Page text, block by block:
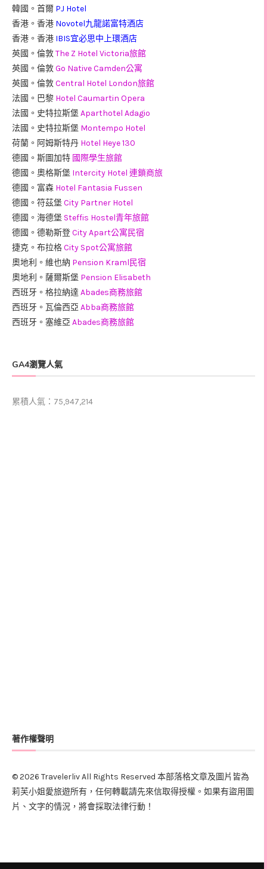
韓國。首爾 PJ Hotel
香港。香港 Novotel九龍諾富特酒店
香港。香港 IBIS宜必思中上環酒店
英國。倫敦The Z Hotel Victoria旅館
英國。倫敦Go Native Camden公寓
英國。倫敦Central Hotel London旅館
法國。巴黎 Hotel Caumartin Opera
法國。史特拉斯堡 Aparthotel Adagio
法國。史特拉斯堡 Montempo Hotel
荷蘭。阿姆斯特丹 Hotel Heye 130
德國。斯圖加特 國際學生旅館
德國。奧格斯堡 Intercity Hotel 連鎖商旅
德國。富森 Hotel Fantasia Fussen
德國。符茲堡 City Partner Hotel
德國。海德堡 Steffis Hostel青年旅館
德國。德勒斯登City Apart公寓民宿
捷克。布拉格City Spot公寓旅館
奧地利。維也納 Pension Kraml民宿
奧地利。薩爾斯堡 Pension Elisabeth
西班牙。格拉納達 Abades商務旅館
西班牙。瓦倫西亞 Abba商務旅館
西班牙。塞維亞 Abades商務旅館
GA4瀏覽人氣
累積人氣：75,947,214
著作權聲明
© 2026 Travelerliv All Rights Reserved 本部落格文章及圖片皆為
莉芙小姐愛旅遊所有，任何轉載請先來信取得授權。如果有盜用圖
片、文字的情況，將會採取法律行動！